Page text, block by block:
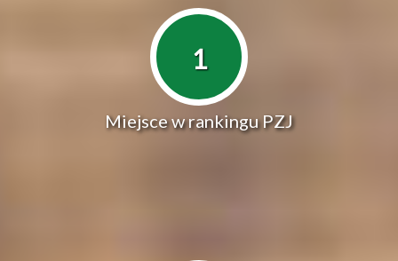
1
Miejsce w rankingu PZJ